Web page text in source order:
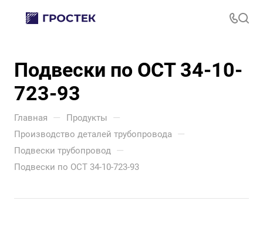
Подвески по ОСТ 34-10-
723-93
Главная — Продукты —
Производство деталей трубопровода —
Подвески трубопровод —
Подвески по ОСТ 34-10-723-93